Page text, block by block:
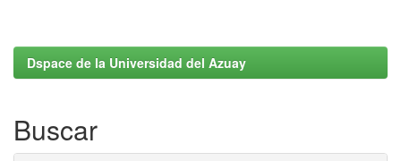
Dspace de la Universidad del Azuay
Buscar